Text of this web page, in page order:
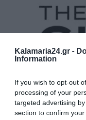
Kalamaria24.gr -
Information
If you wish to opt-out
processing of your
targeted advertising
section to confirm